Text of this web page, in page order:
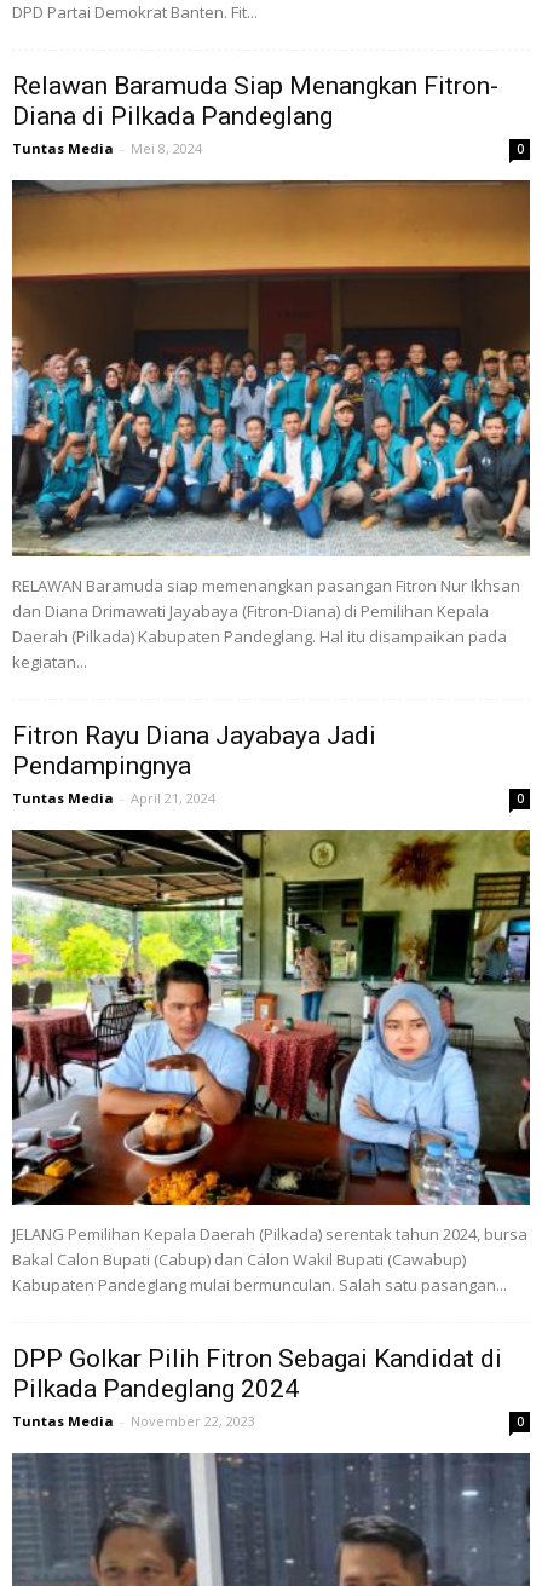
DPD Partai Demokrat Banten. Fit...
Relawan Baramuda Siap Menangkan Fitron-
Diana di Pilkada Pandeglang
Tuntas Media - Mei 8, 2024 0
RELAWAN Baramuda siap memenangkan pasangan Fitron Nur Ikhsan
dan Diana Drimawati Jayabaya (Fitron-Diana) di Pemilihan Kepala
Daerah (Pilkada) Kabupaten Pandeglang. Hal itu disampaikan pada
kegiatan...
Fitron Rayu Diana Jayabaya Jadi
Pendampingnya
Tuntas Media - April 21, 2024 0
JELANG Pemilihan Kepala Daerah (Pilkada) serentak tahun 2024, bursa
Bakal Calon Bupati (Cabup) dan Calon Wakil Bupati (Cawabup)
Kabupaten Pandeglang mulai bermunculan. Salah satu pasangan...
DPP Golkar Pilih Fitron Sebagai Kandidat di
Pilkada Pandeglang 2024
Tuntas Media - November 22, 2023 0